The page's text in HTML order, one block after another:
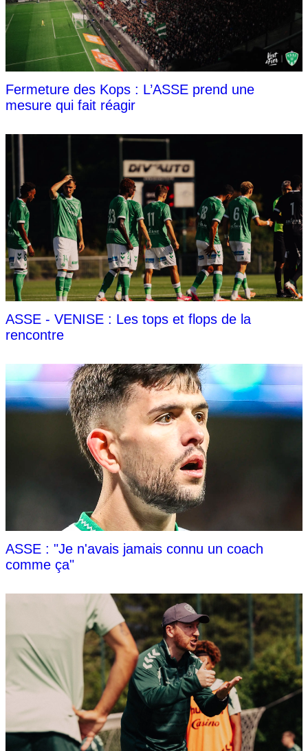
Fermeture des Kops : L’ASSE prend une
mesure qui fait réagir
ASSE - VENISE : Les tops et flops de la
rencontre
ASSE : "Je n'avais jamais connu un coach
comme ça"